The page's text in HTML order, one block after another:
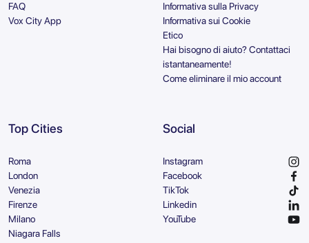
FAQ
Vox City App
Informativa sulla Privacy
Informativa sui Cookie
Etico
Hai bisogno di aiuto? Contattaci
istantaneamente!
Come eliminare il mio account
Top Cities
Roma
London
Venezia
Firenze
Milano
Niagara Falls
Social
Instagram
Facebook
TikTok
Linkedin
YouTube